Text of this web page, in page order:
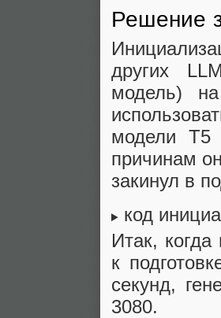
Решение
других
модель)
модели T5
причинам
закинул в
код
Итак,
к
секунд,
3080.